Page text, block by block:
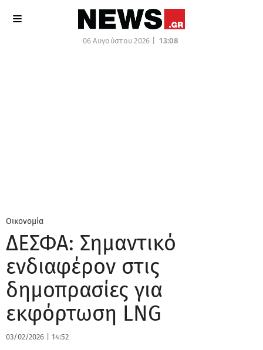
06 Αυγούστου 2026 | 13:08
Οικονομία
ΔΕΣΦΑ: Σημαντικό
ενδιαφέρον στις
δημοπρασίες για
εκφόρτωση LNG
03/02/2026 14:52